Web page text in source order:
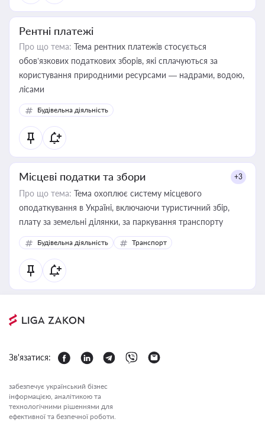
Рентні платежі
Про що тема: Тема рентних платежів стосується
обов’язкових податкових зборів, які сплачуються за
користування природними ресурсами — надрами, водою,
лісами
Будівельна діяльність
Місцеві податки та збори +3
Про що тема: Тема охоплює систему місцевого
оподаткування в Україні, включаючи туристичний збір,
плату за земельні ділянки, за паркування транспорту
Будівельна діяльність Транспорт
Зв'язатися:
забезпечує український бізнес
інформацією, аналітикою та
технологічними рішеннями для
ефективної та безпечної роботи.